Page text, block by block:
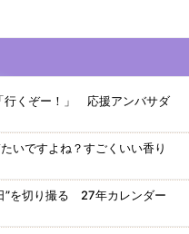
くぞー！」 応援アンバサダ
ですよね？すごくいい香り
を切り撮る 27年カレンダー